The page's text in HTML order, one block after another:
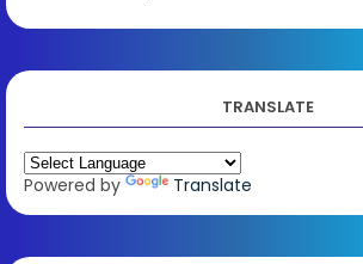
TRANSLATE
Powered by Translate